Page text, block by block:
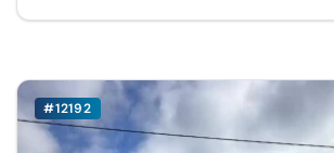
#12192